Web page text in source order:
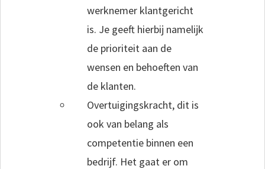
werknemer klantgericht
is. Je geeft hierbij namelijk
de prioriteit aan de
wensen en behoeften van
de klanten.
Overtuigingskracht, dit is
ook van belang als
competentie binnen een
bedrijf. Het gaat er om